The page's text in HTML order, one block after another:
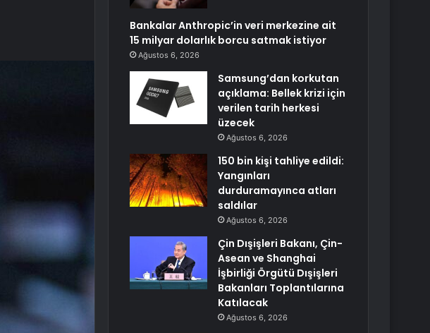
Bankalar Anthropic’in veri merkezine ait
15 milyar dolarlık borcu satmak istiyor
Ağustos 6, 2026
Samsung’dan korkutan
açıklama: Bellek krizi için
verilen tarih herkesi
üzecek
Ağustos 6, 2026
150 bin kişi tahliye edildi:
Yangınları
durduramayınca atları
saldılar
Ağustos 6, 2026
Çin Dışişleri Bakanı, Çin-
Asean ve Shanghai
İşbirliği Örgütü Dışişleri
Bakanları Toplantılarına
Katılacak
Ağustos 6, 2026